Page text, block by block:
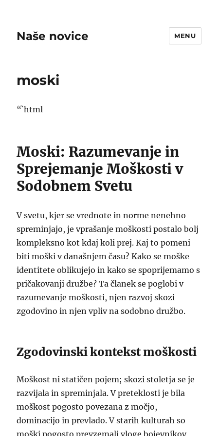
Naše novice MENU
moski
“`html
Moski: Razumevanje in
Sprejemanje Moškosti v
Sodobnem Svetu
V svetu, kjer se vrednote in norme nenehno
spreminjajo, je vprašanje moškosti postalo bolj
kompleksno kot kdaj koli prej. Kaj to pomeni
biti moški v današnjem času? Kako se moške
identitete oblikujejo in kako se spoprijemamo s
pričakovanji družbe? Ta članek se poglobi v
razumevanje moškosti, njen razvoj skozi
zgodovino in njen vpliv na sodobno družbo.
Zgodovinski kontekst moškosti
Moškost ni statičen pojem; skozi stoletja se je
razvijala in spreminjala. V preteklosti je bila
moškost pogosto povezana z močjo,
dominacijo in prevlado. V starih kulturah so
moški pogosto prevzemali vloge bojevnikov,